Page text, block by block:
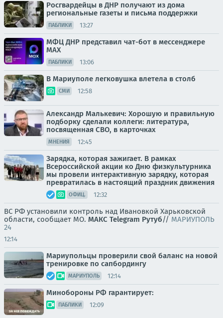
Росгвардейцы в ДНР получают из дома
региональные газеты и письма поддержки
ПАБЛИКИ 13:27
МФЦ ДНР представил чат-бот в мессенджере
MAX
ПАБЛИКИ 13:06
В Мариуполе легковушка влетела в столб
СМИ 12:58
Александр Малькевич: Хорошую и правильную
подборку сделали коллеги: литература,
посвященная СВО, в карточках
МНЕНИЯ 12:45
Зарядка, которая зажигает. В рамках
Всероссийской акции ко Дню физкультурника
мы провели интерактивную зарядку, которая
превратилась в настоящий праздник движения
ОФИЦ. 12:32
ВС РФ установили контроль над Ивановкой Харьковской
области, сообщает МО. МАКС Telegram Рутуб// МАРИУПОЛЬ
24
12:14
Мариупольцы проверили свой баланс на новой
тренировке по сапбордингу
МАРИУПОЛЬ 12:14
Минобороны РФ гарантирует:
ПАБЛИКИ 12:09